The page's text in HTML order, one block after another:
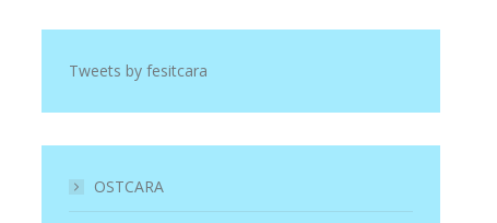
Tweets by fesitcara
OSTCARA